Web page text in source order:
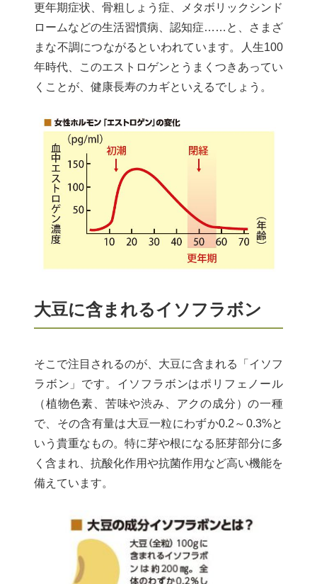
更年期症状、骨粗しょう症、メタボリックシンド
ロームなどの生活習慣病、認知症……と、さまざ
まな不調につながるといわれています。人生100
年時代、このエストロゲンとうまくつきあってい
くことが、健康長寿のカギといえるでしょう。
大豆に含まれるイソフラボン
そこで注目されるのが、大豆に含まれる「イソフ
ラボン」です。イソフラボンはポリフェノール
（植物色素、苦味や渋み、アクの成分）の一種
で、その含有量は大豆一粒にわずか0.2～0.3%と
いう貴重なもの。特に芽や根になる胚芽部分に多
く含まれ、抗酸化作用や抗菌作用など高い機能を
備えています。